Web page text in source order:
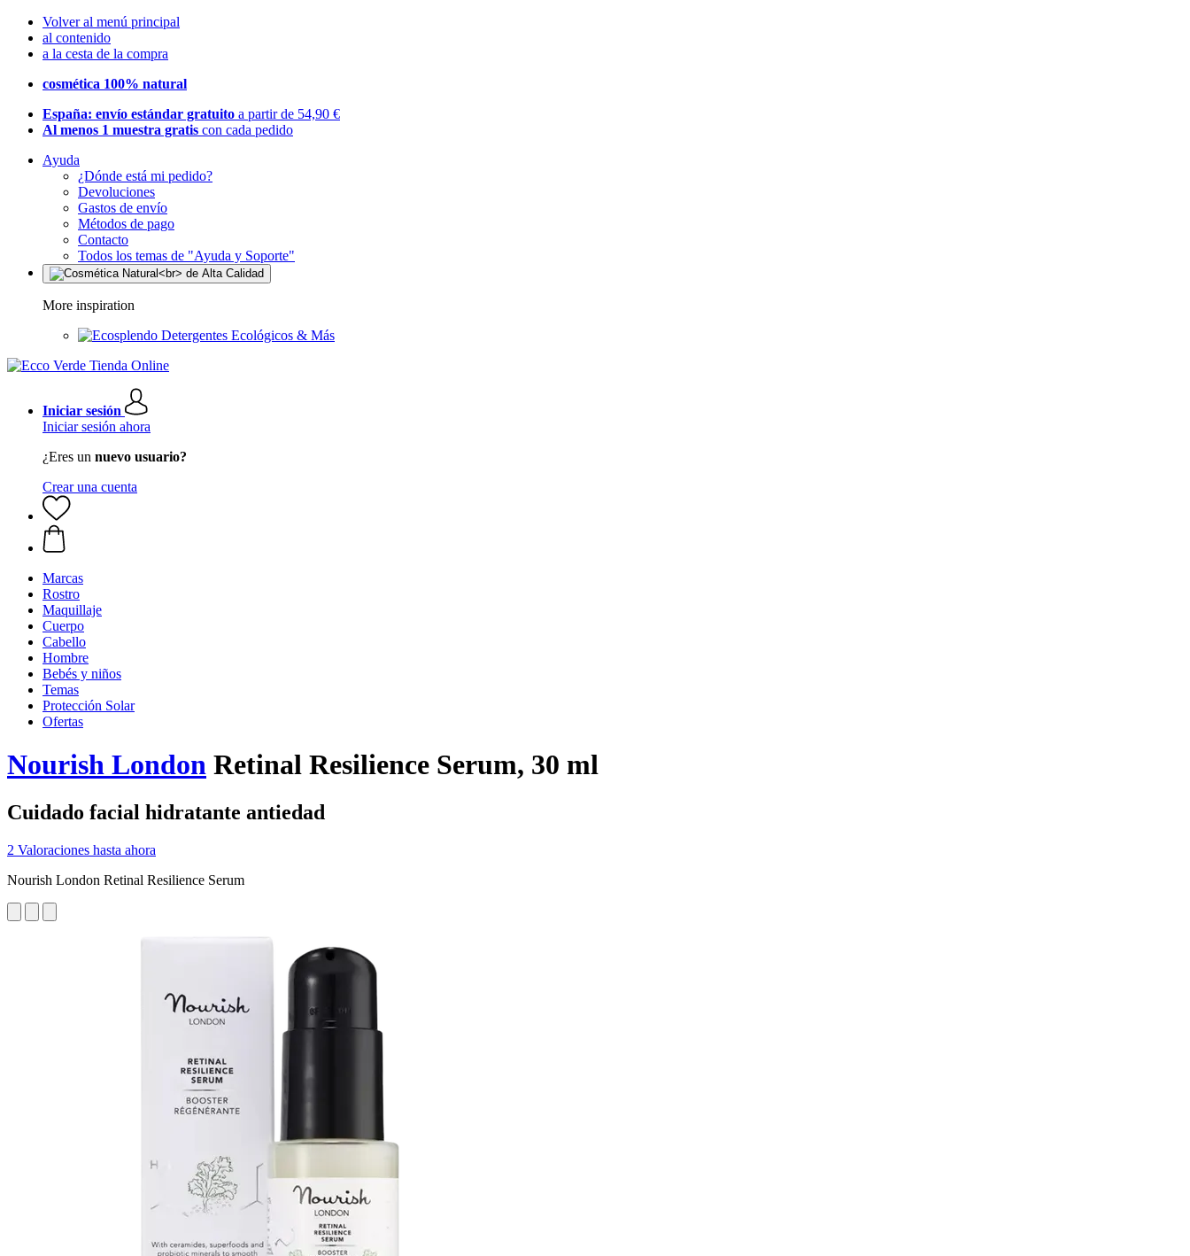
Volver al menú principal
al contenido
a la cesta de la compra
cosmética 100% natural
España: envío estándar gratuito a partir de 54,90 €
Al menos 1 muestra gratis con cada pedido
Ayuda
¿Dónde está mi pedido?
Devoluciones
Gastos de envío
Métodos de pago
Contacto
Todos los temas de "Ayuda y Soporte"
More inspiration
Detergentes Ecológicos & Más
Iniciar sesión
Iniciar sesión ahora
¿Eres un nuevo usuario?
Crear una cuenta
Marcas
Rostro
Maquillaje
Cuerpo
Cabello
Hombre
Bebés y niños
Temas
Protección Solar
Ofertas
Nourish London Retinal Resilience Serum, 30 ml
Cuidado facial hidratante antiedad
2 Valoraciones hasta ahora
Nourish London Retinal Resilience Serum